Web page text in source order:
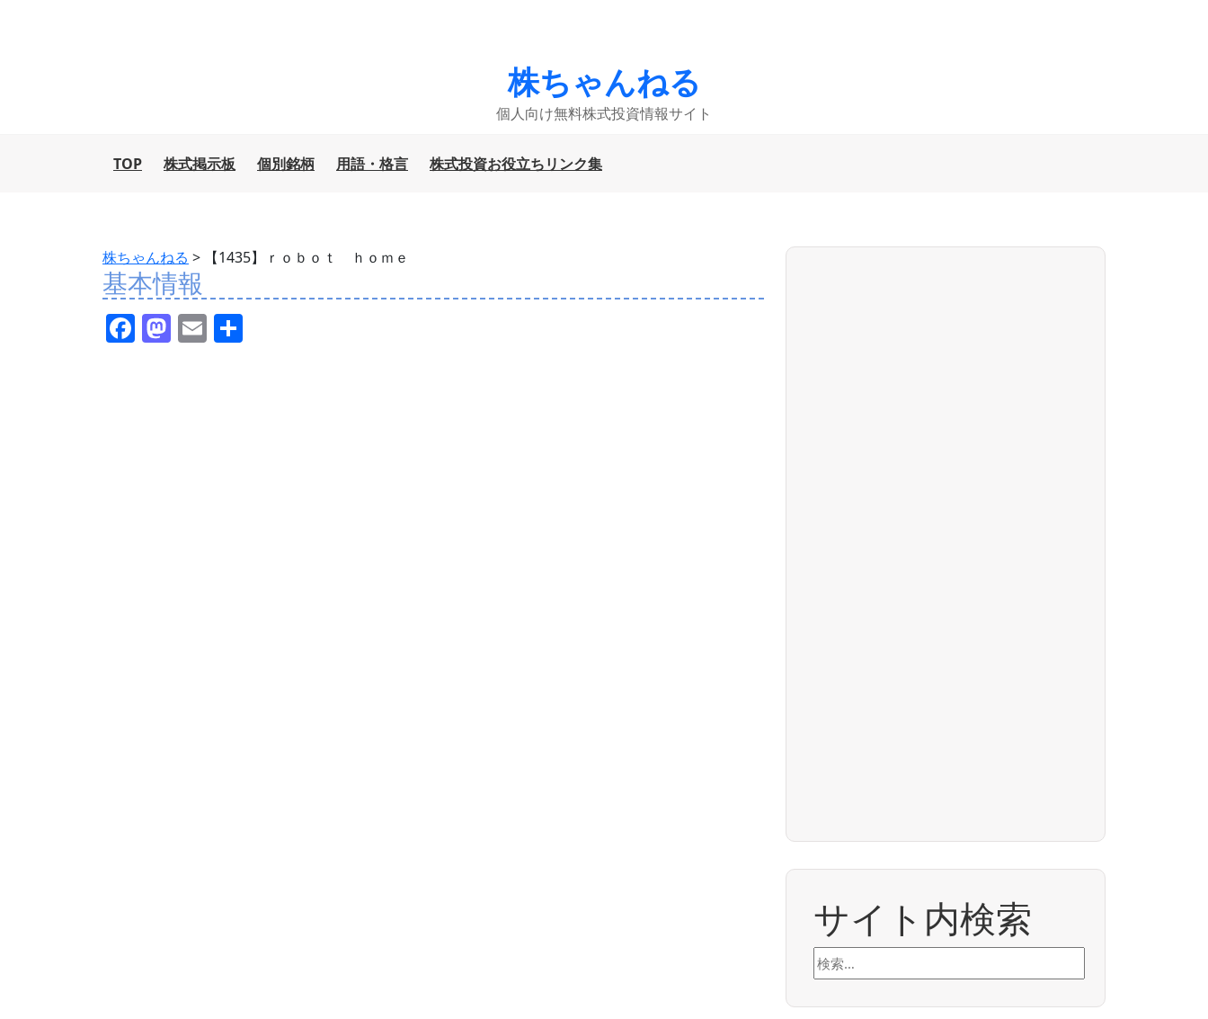
株ちゃんねる
個人向け無料株式投資情報サイト
TOP 株式掲示板 個別銘柄 用語・格言 株式投資お役立ちリンク集
株ちゃんねる > 【1435】ｒｏｂｏｔ ｈｏｍｅ
基本情報
F M E
サイト内検索
検
索: